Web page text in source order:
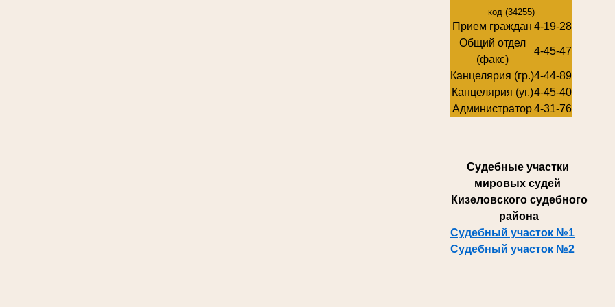
код (34255)
Прием граждан 4-19-28
Общий отдел
(факс)
4-45-47
Канцелярия (гр.)4-44-89
Канцелярия (уг.)4-45-40
Администратор4-31-76
Судебные участки
мировых судей
Кизеловского судебного
района
Судебный участок №1
Судебный участок №2